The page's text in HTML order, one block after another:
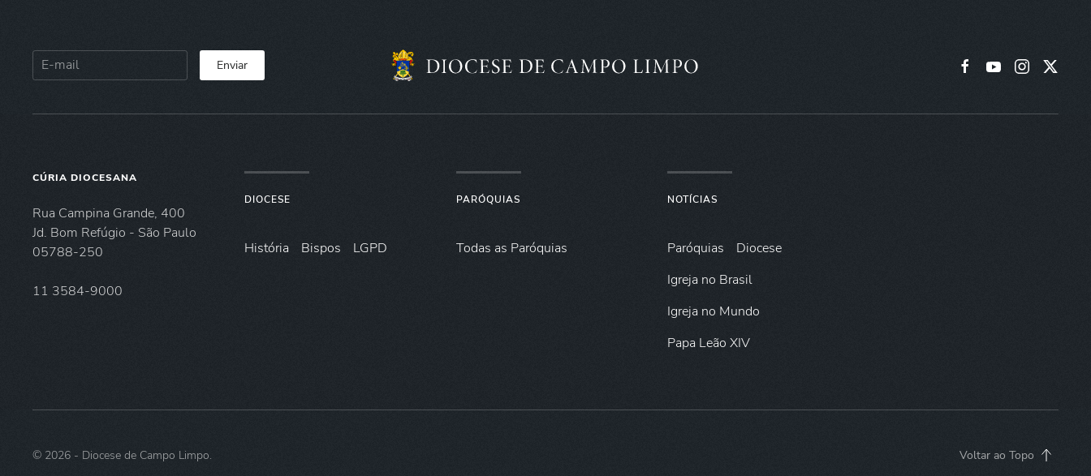
Enviar
CÚRIA DIOCESANA
Rua Campina Grande, 400
Jd. Bom Refúgio - São Paulo
05788-250
11 3584-9000
DIOCESE
História Bispos LGPD
PARÓQUIAS
Todas as Paróquias
NOTÍCIAS
Paróquias
Diocese
Igreja no Brasil
Igreja no Mundo
Papa Leão XIV
© 2026 - Diocese de Campo Limpo. Voltar ao Topo